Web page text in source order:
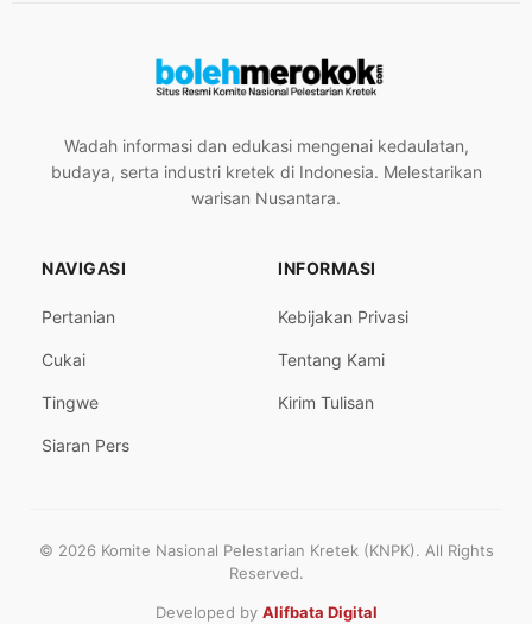
Wadah informasi dan edukasi mengenai kedaulatan,
budaya, serta industri kretek di Indonesia. Melestarikan
warisan Nusantara.
NAVIGASI
Pertanian
Cukai
Tingwe
Siaran Pers
INFORMASI
Kebijakan Privasi
Tentang Kami
Kirim Tulisan
© 2026 Komite Nasional Pelestarian Kretek (KNPK). All Rights
Reserved.
Developed by Alifbata Digital